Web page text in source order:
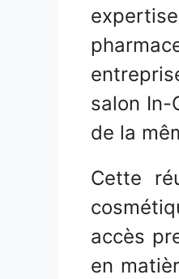
salon In-
de la
Cette
accès
en